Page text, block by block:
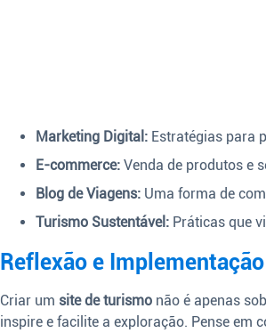
Marketing Digital: Estratégias para
E-commerce: Venda de produtos e
Blog de Viagens: Uma forma de
Turismo Sustentável: Práticas que
Reflexão e
Criar um site de turismo não é apenas
inspire e facilite a exploração. Pense em